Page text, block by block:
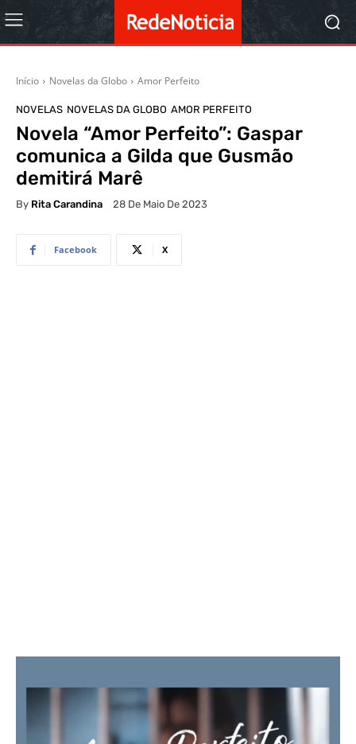
Início Novelas da Globo Amor Perfeito
NOVELAS NOVELAS DA GLOBO AMOR PERFEITO
Novela “Amor Perfeito”: Gaspar
comunica a Gilda que Gusmão
demitirá Marê
By Rita Carandina 28 De Maio De 2023
Facebook X